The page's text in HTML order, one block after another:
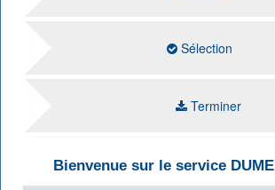
Sélection
Terminer
Bienvenue sur le service DUME